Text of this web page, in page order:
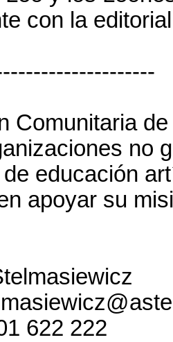
con la
Comunitaria
no
educación
apoyar su
622 222